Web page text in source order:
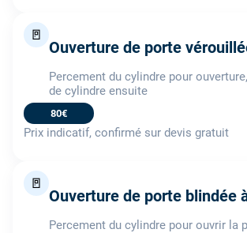
🚪
Ouverture de porte
Percement du cylindre pour
de cylindre ensuite
80€
Prix indicatif, confirmé sur devis gratuit
🚪
Ouverture de porte blindée
Percement du cylindre pour ouvrir la